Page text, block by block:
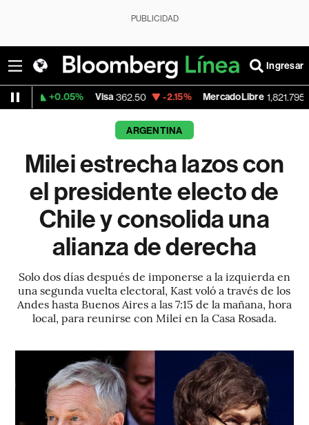
PUBLICIDAD
Ingresar
Visa 362.50 -2.15% MercadoLibre 1,821.795 -0.14%
ARGENTINA
Milei estrecha lazos con
el presidente electo de
Chile y consolida una
alianza de derecha
Solo dos días después de imponerse a la izquierda en
una segunda vuelta electoral, Kast voló a través de los
Andes hasta Buenos Aires a las 7:15 de la mañana, hora
local, para reunirse con Milei en la Casa Rosada.